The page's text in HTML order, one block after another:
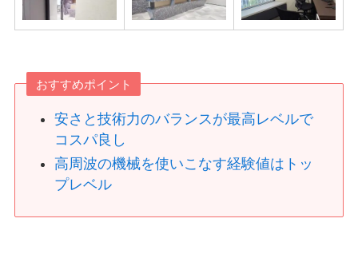
おすすめポイント
安さと技術力のバランスが最高レベルで
コスパ良し
高周波の機械を使いこなす経験値はトッ
プレベル